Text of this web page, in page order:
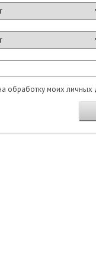
обработку моих